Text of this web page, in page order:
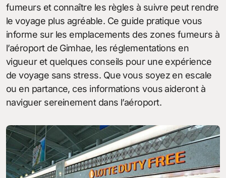
fumeurs et connaître les règles à suivre peut rendre
le voyage plus agréable. Ce guide pratique vous
informe sur les emplacements des zones fumeurs à
l’aéroport de Gimhae, les réglementations en
vigueur et quelques conseils pour une expérience
de voyage sans stress. Que vous soyez en escale
ou en partance, ces informations vous aideront à
naviguer sereinement dans l’aéroport.